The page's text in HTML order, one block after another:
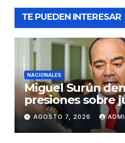
TE PUEDEN INTERESAR
NACIONALES
Miguel Surún
presiones sobre
Suprema Corte
AGOSTO 7, 2026